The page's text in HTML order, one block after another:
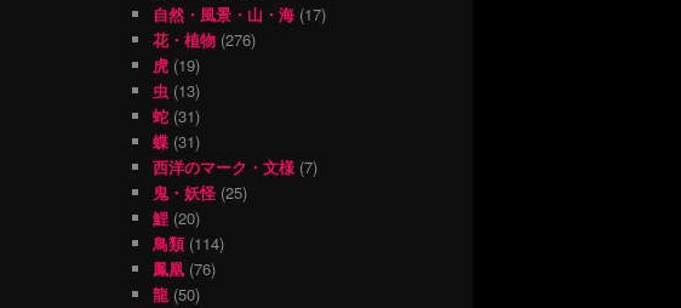
自然・風景・山・海 (17)
花・植物 (276)
虎 (19)
虫 (13)
蛇 (31)
蝶 (31)
西洋のマーク・文様 (7)
鬼・妖怪 (25)
鯉 (20)
鳥類(114)
鳳凰 (76)
龍 (50)